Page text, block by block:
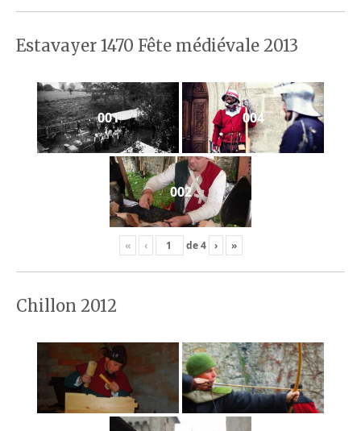
Estavayer 1470 Fête médiévale 2013
001 004
002
« ‹ de4 › »
Chillon 2012